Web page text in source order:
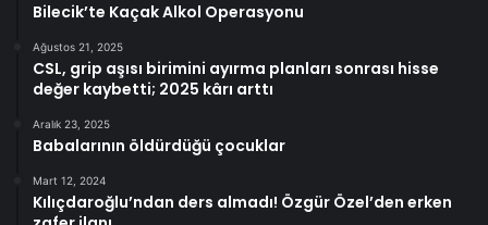
Bilecik’te Kaçak Alkol Operasyonu
Ağustos 21, 2025
CSL, grip aşısı birimini ayırma planları sonrası hisse
değer kaybetti; 2025 kârı arttı
Aralık 23, 2025
Babalarının öldürdüğü çocuklar
Mart 12, 2024
Kılıçdaroğlu’ndan ders almadı! Özgür Özel’den erken